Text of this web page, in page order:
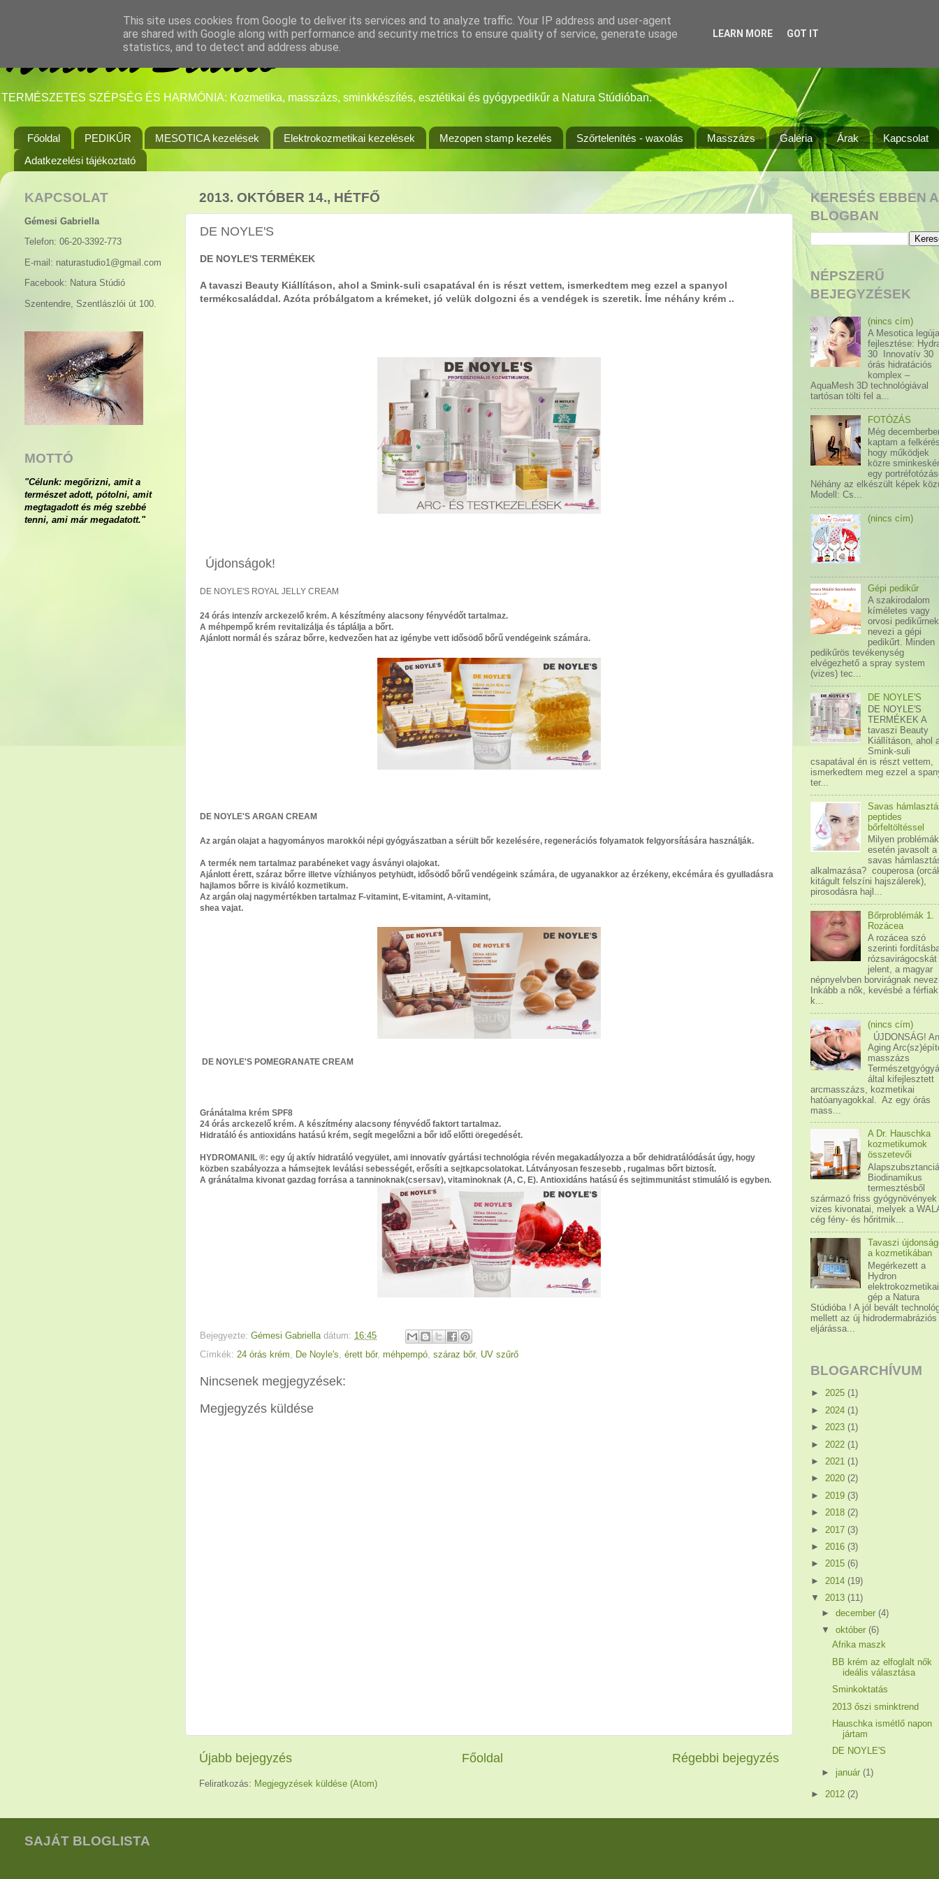
TERMÉSZETES SZÉPSÉG ÉS HARMÓNIA: Kozmetika, masszázs, sminkkészítés, esztétikai és gyógypedikűr a Natura Stúdióban.
Főoldal PEDIKŰR MESOTICA kezelések Elektrokozmetikai kezelések Mezopen stamp kezelés Szőrtelenítés - waxolás Masszázs Galéria Árak
Kapcsolat
Adatkezelési tájékoztató
2013. OKTÓBER 14., HÉTFŐ
DE NOYLE'S
DE NOYLE'S TERMÉKEK
A tavaszi Beauty Kiállításon, ahol a Smink-suli csapatával én is részt vettem, ismerkedtem meg ezzel a spanyol
termékcsaláddal. Azóta próbálgatom a krémeket, jó velük dolgozni és a vendégek is szeretik. Íme néhány krém ..
Újdonságok!
DE NOYLE'S ROYAL JELLY CREAM
24 órás intenzív arckezelő krém. A készítmény alacsony fényvédőt tartalmaz.
A méhpempő krém revitalizálja és táplálja a bőrt.
Ajánlott normál és száraz bőrre, kedvezően hat az igénybe vett idősödő bőrű vendégeink számára.
DE NOYLE'S ARGAN CREAM
Az argán olajat a hagyományos marokkói népi gyógyászatban a sérült bőr kezelésére, regenerációs folyamatok felgyorsítására használják.
A termék nem tartalmaz parabéneket vagy ásványi olajokat.
Ajánlott érett, száraz bőrre illetve vízhiányos petyhüdt, idősödő bőrű vendégeink számára, de ugyanakkor az érzékeny, ekcémára és gyulladásra
hajlamos bőrre is kiváló kozmetikum.
Az argán olaj nagymértékben tartalmaz F-vitamint, E-vitamint, A-vitamint,
shea vajat.
DE NOYLE'S POMEGRANATE CREAM
Gránátalma krém SPF8
24 órás arckezelő krém. A készítmény alacsony fényvédő faktort tartalmaz.
Hidratáló és antioxidáns hatású krém, segít megelőzni a bőr idő előtti öregedését.
HYDROMANIL ®: egy új aktív hidratáló vegyület, ami innovatív gyártási technológia révén megakadályozza a bőr dehidratálódását úgy, hogy
közben szabályozza a hámsejtek leválási sebességét, erősíti a sejtkapcsolatokat. Látványosan feszesebb , rugalmas bőrt biztosít.
A gránátalma kivonat gazdag forrása a tanninoknak(csersav), vitaminoknak (A, C, E). Antioxidáns hatású és sejtimmunitást stimuláló is egyben.
Bejegyezte: Gémesi Gabriella dátum: 16:45
Címkék: 24 órás krém De Noyle's érett bőr, méhpempó száraz bőr, UV szűrő
Nincsenek megjegyzések:
Megjegyzés küldése
Újabb bejegyzés Régebbi bejegyzés
Főoldal
Feliratkozás: Megjegyzések küldése (Atom)
KAPCSOLAT
Gémesi Gabriella
Telefon: 06-20-3392-773
E-mail: naturastudio1@gmail.com
Facebook: Natura Stúdió
Szentendre, Szentlászlói út 100.
MOTTÓ
"Célunk: megőrizni, amit a
természet adott, pótolni, amit
megtagadott és még szebbé
tenni, ami már megadatott."
KERESÉS EBBEN A
BLOGBAN
NÉPSZERŰ
BEJEGYZÉSEK
(nincs cím)
A Mesotica
fejlesztése:
30 Innovatív 30
órás hidratációs
komplex –
AquaMesh 3D technológiával
tartósan tölti fel a...
FOTÓZÁS
Még
kaptam a
hogy működjek
közre
egy
Néhány az elkészült képek
Modell: Cs...
(nincs cím)
Gépi pedikűr
A szakirodalom
kíméletes vagy
orvosi pedikűrnek
nevezi a gépi
pedikűrt. Minden
pedikűrös tevékenység
elvégezhető a spray system
(vizes) tec...
DE NOYLE'S
DE NOYLE'S
TERMÉKEK A
tavaszi Beauty
Kiállításon, ahol
Smink-suli
csapatával én is részt vettem,
ismerkedtem meg ezzel a
ter...
Savas
peptides
bőrfeltöltéssel
Milyen problémák
esetén javasolt a
savas
alkalmazása? couperosa
kitágult felszíni hajszálerek),
pirosodásra hajl...
Bőrproblémák 1.
Rozácea
A rozácea szó
szerinti
rózsavirágocskát
jelent, a magyar
népnyelvben borvirágnak
Inkább a nők, kevésbé a férfiak
k...
(nincs cím)
ÚJDONSÁG!
Aging
masszázs
által kifejlesztett
arcmasszázs, kozmetikai
hatóanyagokkal. Az egy órás
mass...
A Dr. Hauschka
kozmetikumok
összetevői
Biodinamikus
termesztésből
származó friss gyógynövények
vizes kivonatai, melyek a
cég fény- és hőritmik...
Tavaszi
a kozmetikában
Megérkezett a
Hydron
elektrokozmetikai
gép a Natura
Stúdióba ! A jól bevált
mellett az új hidrodermabráziós
eljárássa...
BLOGARCHÍVUM
► 2025 (1)
► 2024 (1)
► 2023 (1)
► 2022 (1)
► 2021 (1)
► 2020 (2)
► 2019 (3)
► 2018 (2)
► 2017 (3)
► 2016 (3)
► 2015 (6)
► 2014 (19)
▼ 2013 (11)
►december(4)
▼október(6)
Afrika maszk
BB krém az elfoglalt nők
ideális választása
Sminkoktatás
2013 őszi sminktrend
Hauschka ismétlő napon
jártam
DE NOYLE'S
► január(1)
► 2012 (2)
SAJÁT BLOGLISTA
This site uses cookies from Google to deliver its services and to analyze traffic. Your IP address and user-agent
are shared with Google along with performance and security metrics to ensure quality of service, generate usage
statistics, and to detect and address abuse.
LEARN MORE GOT IT